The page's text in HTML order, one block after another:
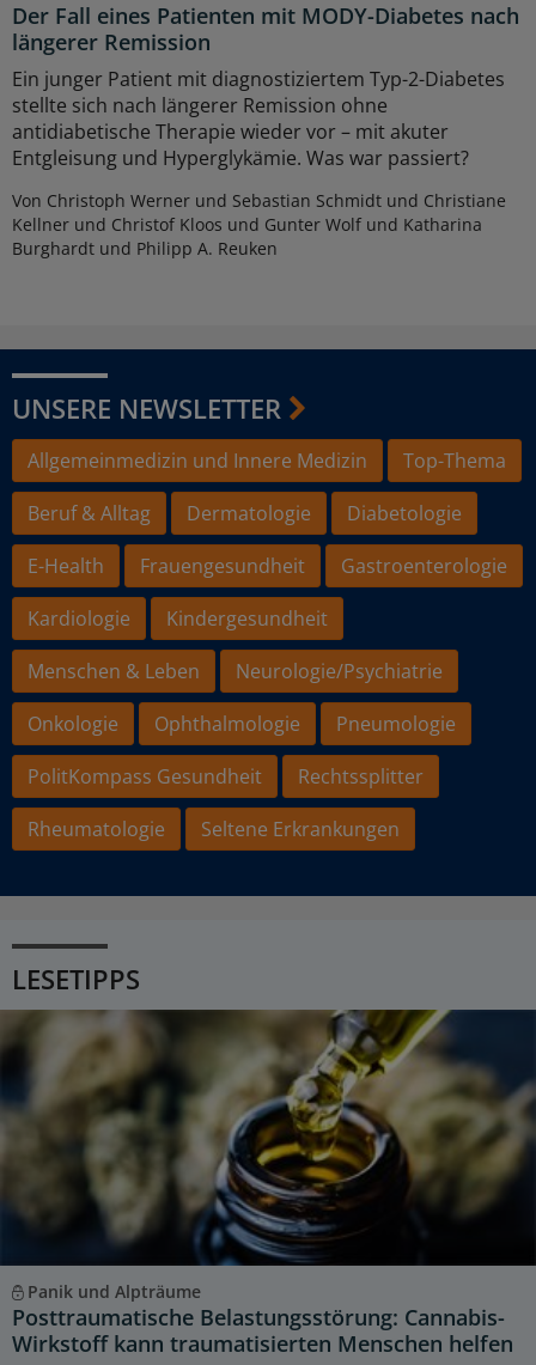
Der Fall eines Patienten mit MODY-Diabetes nach
längerer Remission
Ein junger Patient mit diagnostiziertem Typ-2-Diabetes
stellte sich nach längerer Remission ohne
antidiabetische Therapie wieder vor – mit akuter
Entgleisung und Hyperglykämie. Was war passiert?
Von Christoph Werner und Sebastian Schmidt und Christiane
Kellner und Christof Kloos und Gunter Wolf und Katharina
Burghardt und Philipp A. Reuken
UNSERE NEWSLETTER
Allgemeinmedizin und Innere Medizin
Top-Thema
Beruf & Alltag
Dermatologie
Diabetologie
E-Health
Frauengesundheit
Gastroenterologie
Kardiologie
Kindergesundheit
Menschen & Leben
Neurologie/Psychiatrie
Onkologie
Ophthalmologie
Pneumologie
PolitKompass Gesundheit
Rechtssplitter
Rheumatologie
Seltene Erkrankungen
LESETIPPS
Panik und Alpträume
Posttraumatische Belastungsstörung: Cannabis-
Wirkstoff kann traumatisierten Menschen helfen